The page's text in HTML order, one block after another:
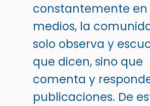
constantemente en
medios, la
solo observa y
que dicen, sino que
comenta y
publicaciones. De